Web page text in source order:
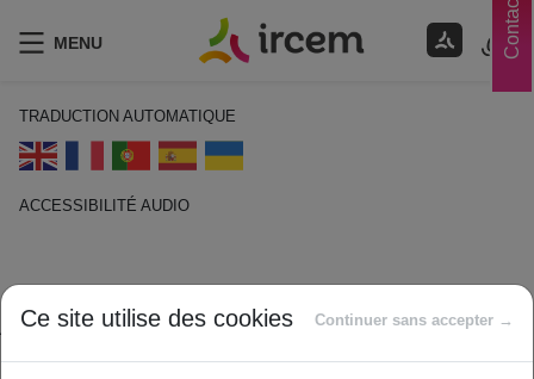
Contacts
MENU
TRADUCTION AUTOMATIQUE
ACCESSIBILITÉ AUDIO
Age anniversaire
14 janvier 2021
Ce site utilise des cookies Continuer sans accepter →